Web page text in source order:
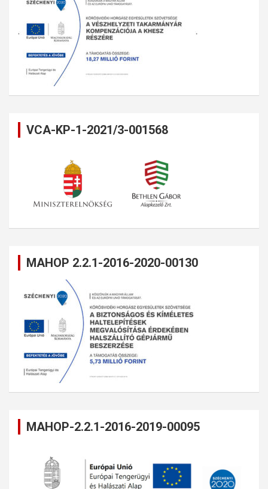
VCA-KP-1-2021/3-001568
MAHOP 2.2.1-2016-2020-00130
MAHOP-2.2.1-2016-2019-00095